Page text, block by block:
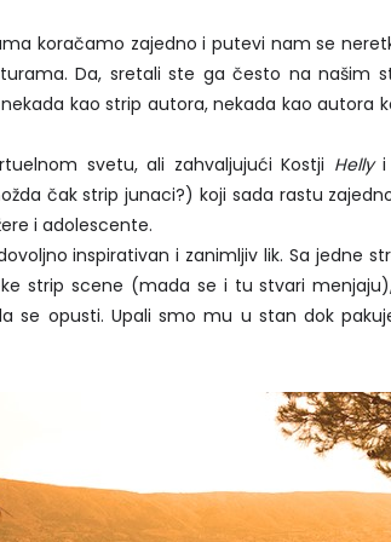
koračamo zajedno i putevi nam se
Da, sretali ste ga često na našim
kao strip autora, nekada kao autora
svetu, ali zahvaljujući Kostji Hellyi
čak strip junaci?) koji sada rastu
i adolescente.
inspirativan i zanimljiv lik. Sa jedne
strip scene (mada se i tu stvari
se opusti. Upali smo mu u stan dok